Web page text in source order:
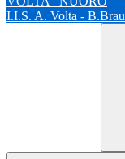
I.I.S. A. Volta - B.Brau